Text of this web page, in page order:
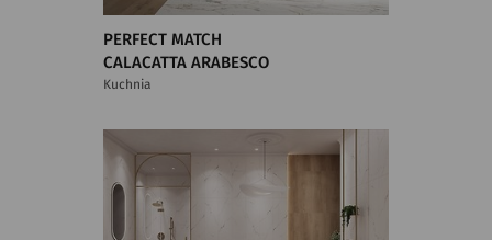
PERFECT MATCH
CALACATTA ARABESCO
Kuchnia